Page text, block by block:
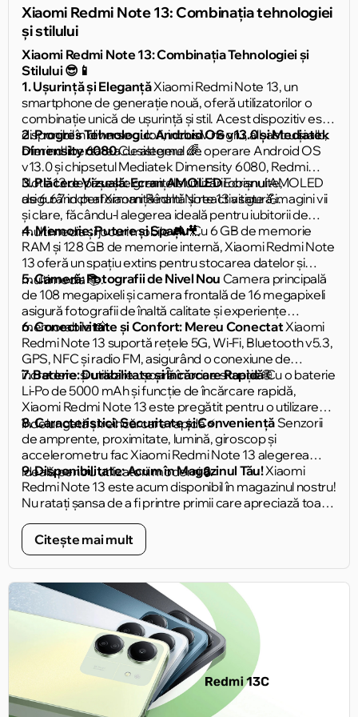
Xiaomi Redmi Note 13: Combinația tehnologiei
și stilului
Xiaomi Redmi Note 13: Combinația Tehnologiei și
Stilului 😎📱
1. Ușurință și EleganțăXiaomi Redmi Note 13, un
smartphone de generație nouă, oferă utilizatorilor o
combinație unică de ușurință și stil. Acest dispozitiv este
disponibil în diverse culori, inclusiv negru, albastru și alb,
oferind libertatea de alegere 🌈.
2. Progres Tehnologic: Android OS v13.0 și Mediatek
Dimensity 6080Cu sistemul de operare Android OS
v13.0 și chipsetul Mediatek Dimensity 6080, Redmi
Note 13 depășește granițele utilizării obișnuite,
asigurând performanță înaltă și reactivitate 💪.
3. Plăcere Vizuală: Ecran AMOLEDEcranul AMOLED
de 6.67 inch al Xiaomi Redmi Note 13 asigură imagini vii
și clare, făcându-l alegerea ideală pentru iubitorii de
multimedia și jocuri mobile 🎮🎥.
4. Memorie: Putere și SpațiuCu 6 GB de memorie
RAM și 128 GB de memorie internă, Xiaomi Redmi Note
13 oferă un spațiu extins pentru stocarea datelor și
multimedia 📚.
5. Cameră: Fotografii de Nivel Nou Camera principală
de 108 megapixeli și camera frontală de 16 megapixeli
asigură fotografii de înaltă calitate și experiențe
memorabile 📸.
6. Conectivitate și Confort: Mereu ConectatXiaomi
Redmi Note 13 suportă rețele 5G, Wi-Fi, Bluetooth v5.3,
GPS, NFC și radio FM, asigurând o conexiune de
încredere și utilizare ușoară în orice situație 🌐.
7. Baterie: Durabilitate și Încărcare RapidăCu o baterie
Li-Po de 5000 mAh și funcție de încărcare rapidă,
Xiaomi Redmi Note 13 este pregătit pentru o utilizare
îndelungată și reîncărcare rapidă ⚡️.
8. Caracteristici: Securitate și ConveniențăSenzorii
de amprente, proximitate, lumină, giroscop și
accelerometru fac Xiaomi Redmi Note 13 alegerea
ideală pentru utilizatorii moderni 🔒.
9. Disponibilitate: Acum în Magazinul Tău!Xiaomi
Redmi Note 13 este acum disponibil în magazinul nostru!
Nu ratați șansa de a fi printre primii care apreciază toate
Citește mai mult